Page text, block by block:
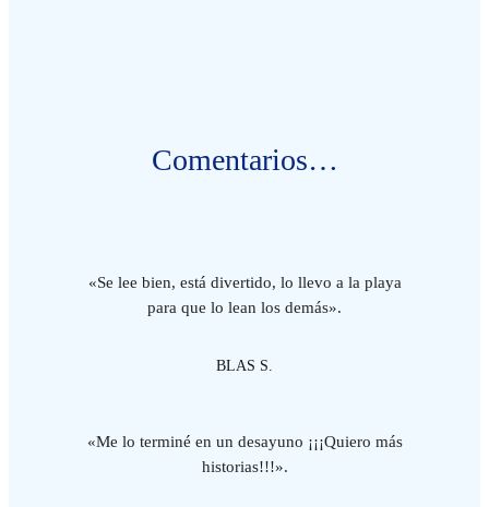
Comentarios…
«Se lee bien, está divertido, lo llevo a la playa
para que lo lean los demás».
BLAS S.
«Me lo terminé en un desayuno ¡¡¡Quiero más
historias!!!».